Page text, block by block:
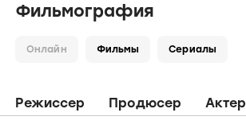
Фильмография
Онлайн Фильмы Сериалы
Режиссер Продюсер Актер